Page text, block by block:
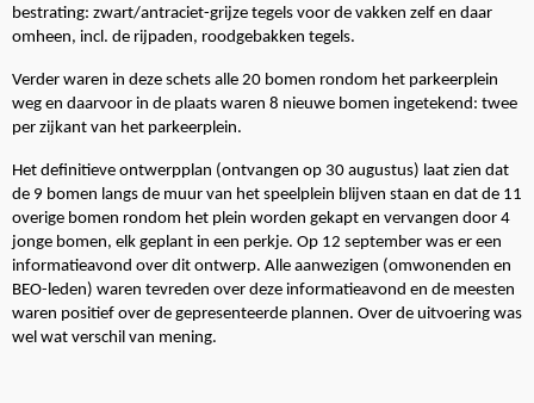
bestrating: zwart/antraciet-grijze tegels voor de vakken zelf en daar
omheen, incl. de rijpaden, roodgebakken tegels.
Verder waren in deze schets alle 20 bomen rondom het parkeerplein
weg en daarvoor in de plaats waren 8 nieuwe bomen ingetekend: twee
per zijkant van het parkeerplein.
Het definitieve ontwerpplan (ontvangen op 30 augustus) laat zien dat
de 9 bomen langs de muur van het speelplein blijven staan en dat de 11
overige bomen rondom het plein worden gekapt en vervangen door 4
jonge bomen, elk geplant in een perkje. Op 12 september was er een
informatieavond over dit ontwerp. Alle aanwezigen (omwonenden en
BEO-leden) waren tevreden over deze informatieavond en de meesten
waren positief over de gepresenteerde plannen. Over de uitvoering was
wel wat verschil van mening.